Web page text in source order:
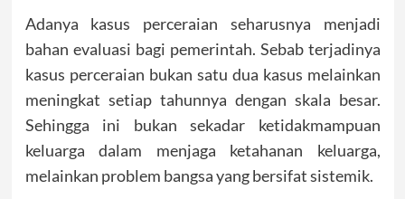
Adanya kasus perceraian seharusnya menjadi
bahan evaluasi bagi pemerintah. Sebab terjadinya
kasus perceraian bukan satu dua kasus melainkan
meningkat setiap tahunnya dengan skala besar.
Sehingga ini bukan sekadar ketidakmampuan
keluarga dalam menjaga ketahanan keluarga,
melainkan problem bangsa yang bersifat sistemik.